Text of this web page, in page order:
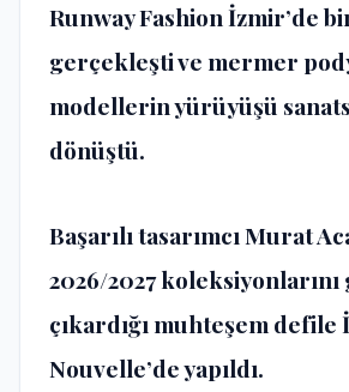
Runway Fashion İzmir’de
gerçekleşti ve mermer
modellerin yürüyüşü
dönüştü.
Başarılı tasarımcı Murat
2026/2027
çıkardığı muhteşem defile
Nouvelle’de yapıldı.